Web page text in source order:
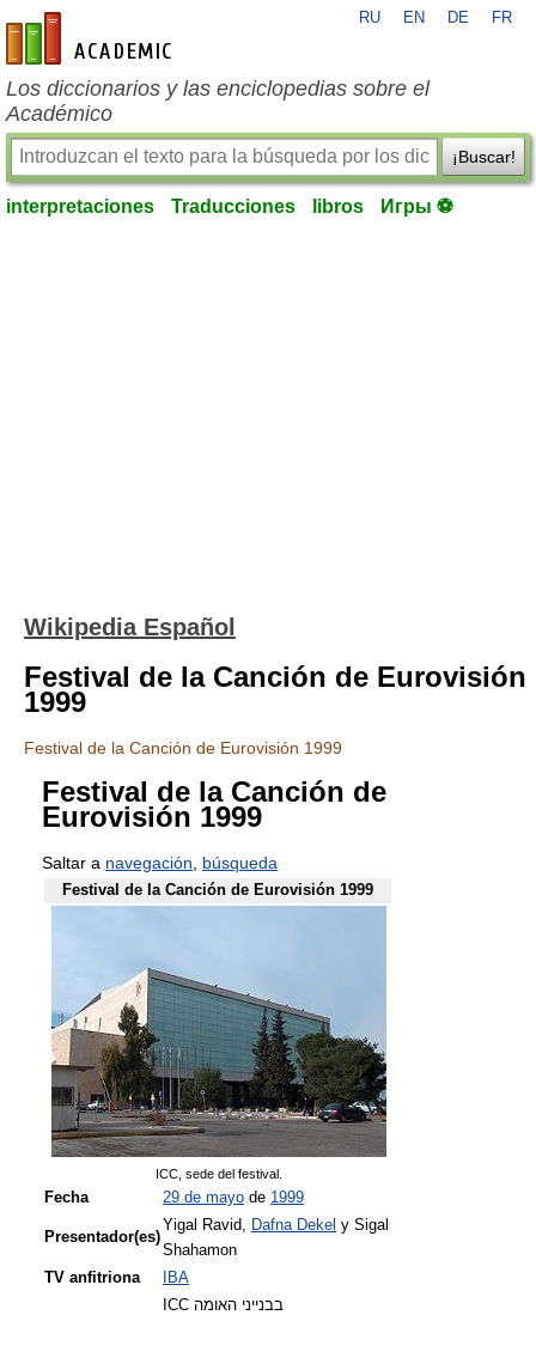
es-academic.com
RU EN DE FR
Los diccionarios y las enciclopedias sobre el
Académico
¡Buscar!
interpretaciones Traducciones libros Игры ⚽
Wikipedia Español
Festival de la Canción de Eurovisión
1999
Festival de la Canción de Eurovisión 1999
Festival de la Canción de
Eurovisión 1999
Saltar a navegación búsqueda
Festival de la Canción de Eurovisión 1999
ICC, sede del festival.
Fecha 29 de mayo de 1999
Presentador(es)
Yigal Ravid, Dafna Dekel y Sigal
Shahamon
TV anfitriona
IBA
ICC בבנייני האומה